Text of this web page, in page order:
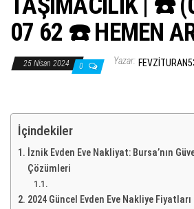
07 62 ☎️ HEMEN
25 Nisan 2024 0 Yazar:
İçindekiler
İznik Evden Eve Nakliyat: Bursa’nın
Çözümleri
2024 Güncel Evden Eve Nakliye Fiyatları